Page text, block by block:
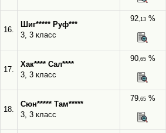
16.
Шиг***** Руф***
3, 3 класс
92,13%
17.
Хак**** Сал****
3, 3 класс
90,65%
18.
Сюн***** Там*****
3, 3 класс
79,65%